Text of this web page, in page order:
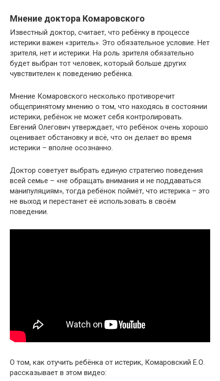
Мнение доктора Комаровского
Известный доктор, считает, что ребёнку в процессе
истерики важен «зритель». Это обязательное условие. Нет
зрителя, нет и истерики. На роль зрителя обязательно
будет выбран тот человек, который больше других
чувствителен к поведению ребёнка.
Мнение Комаровского несколько противоречит
общепринятому мнению о том, что находясь в состоянии
истерики, ребёнок не может себя контролировать.
Евгений Олегович утверждает, что ребёнок очень хорошо
оценивает обстановку и всё, что он делает во время
истерики – вполне осознанно.
Доктор советует выбрать единую стратегию поведения
всей семье – «не обращать внимания и не поддаваться
манипуляциям», тогда ребёнок поймёт, что истерика – это
не выход и перестанет её использовать в своём
поведении.
О том, как отучить ребёнка от истерик, Комаровский Е.О.
рассказывает в этом видео: